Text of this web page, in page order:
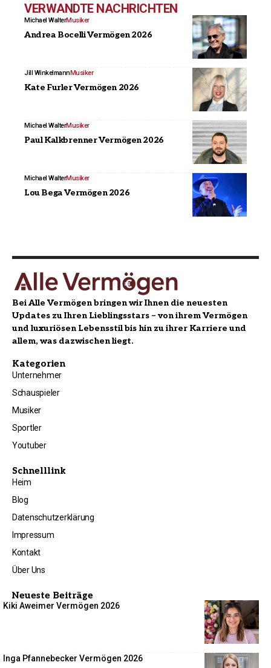
VERWANDTE NACHRICHTEN
Michael WalterMusiker
Andrea Bocelli Vermögen 2026
Jill WinkelmannMusiker
Kate Furler Vermögen 2026
Michael WalterMusiker
Paul Kalkbrenner Vermögen 2026
Michael WalterMusiker
Lou Bega Vermögen 2026
Bei Alle Vermögen bringen wir Ihnen die neuesten
Updates zu Ihren Lieblingsstars – von ihrem Vermögen
und luxuriösen Lebensstil bis hin zu ihrer Karriere und
allem, was dazwischen liegt.
Kategorien
Unternehmer
Schauspieler
Musiker
Sportler
Youtuber
Schnelllink
Heim
Blog
Datenschutzerklärung
Impressum
Kontakt
Über Uns
Neueste Beiträge
Kiki Aweimer Vermögen 2026
Inga Pfannebecker Vermögen 2026